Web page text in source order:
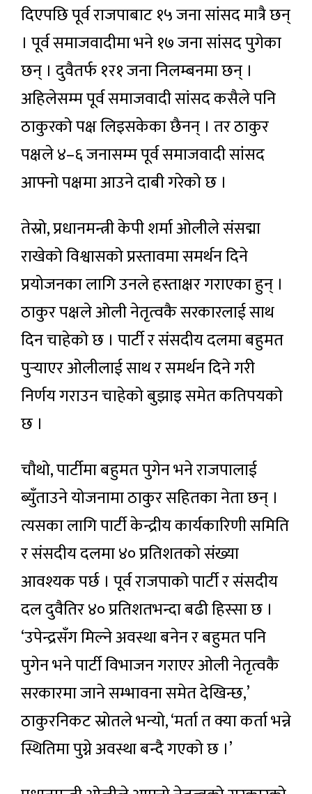
दिएपछि पूर्व राजपाबाट १५ जना सांसद मात्रै छन्
। पूर्व समाजवादीमा भने १७ जना सांसद पुगेका
छन् । दुवैतर्फ १र१ जना निलम्बनमा छन् ।
अहिलेसम्म पूर्व समाजवादी सांसद कसैले पनि
ठाकुरको पक्ष लिइसकेका छैनन् । तर ठाकुर
पक्षले ४–६ जनासम्म पूर्व समाजवादी सांसद
आफ्नो पक्षमा आउने दाबी गरेको छ ।
तेस्रो, प्रधानमन्त्री केपी शर्मा ओलीले संसद्मा
राखेको विश्वासको प्रस्तावमा समर्थन दिने
प्रयोजनका लागि उनले हस्ताक्षर गराएका हुन् ।
ठाकुर पक्षले ओली नेतृत्वकै सरकारलाई साथ
दिन चाहेको छ । पार्टी र संसदीय दलमा बहुमत
पुर्‍याएर ओलीलाई साथ र समर्थन दिने गरी
निर्णय गराउन चाहेको बुझाइ समेत कतिपयको
छ ।
चौथो, पार्टीमा बहुमत पुगेन भने राजपालाई
ब्युँताउने योजनामा ठाकुर सहितका नेता छन् ।
त्यसका लागि पार्टी केन्द्रीय कार्यकारिणी समिति
र संसदीय दलमा ४० प्रतिशतको संख्या
आवश्यक पर्छ । पूर्व राजपाको पार्टी र संसदीय
दल दुवैतिर ४० प्रतिशतभन्दा बढी हिस्सा छ ।
‘उपेन्द्रसँग मिल्ने अवस्था बनेन र बहुमत पनि
पुगेन भने पार्टी विभाजन गराएर ओली नेतृत्वकै
सरकारमा जाने सम्भावना समेत देखिन्छ,’
ठाकुरनिकट स्रोतले भन्यो, ‘मर्ता त क्या कर्ता भन्ने
स्थितिमा पुग्ने अवस्था बन्दै गएको छ ।’